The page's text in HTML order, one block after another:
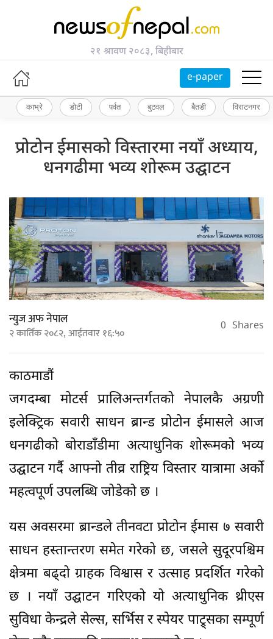
२१ श्रावण २०८३, बिहीबार
e-paper
काभ्रे डोटी पर्वत बुटवल बैतडी विराटनगर
प्रोटोन ईमासको विस्तारमा नयाँ अध्याय,
धनगढीमा भव्य शोरूम उद्घाटन
न्युज अफ नेपाल
२ कार्तिक २०८२, आईतवार १६:५० 0 Shares
काठमाडौं
जगदम्बा मोटर्स प्रालिअन्तर्गतको नेपालकै अग्रणी
इलेक्ट्रिक सवारी साधन ब्रान्ड प्रोटोन ईमासले आज
धनगढीको बोराडाँडीमा अत्याधुनिक शोरूमको भव्य
उद्घाटन गर्दै आफ्नो तीव्र राष्ट्रिय विस्तार यात्रामा अर्को
महत्वपूर्ण उपलब्धि जोडेको छ ।
यस अवसरमा ब्रान्डले तीनवटा प्रोटोन ईमास ७ सवारी
साधन हस्तान्तरण समेत गरेको छ, जसले सुदूरपश्चिम
क्षेत्रमा बढ्दो ग्राहक विश्वास र उत्साह प्रदर्शित गरेको
छ । नयाँ उद्घाटन गरिएको यो अत्याधुनिक थ्रीएस
सुविधा केन्द्रले सेल्स, सर्भिस र स्पेयर पाट्र्सका सम्पूर्ण